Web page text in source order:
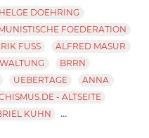
HELGE DOEHRING
FOEDERATION
FUSS
ALFRED MASUR
BRRN
UEBERTAGE
ANNA
- ALTSEITE
KUHN ...